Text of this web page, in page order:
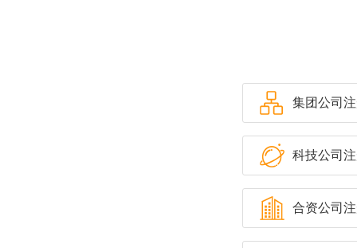
集团公司
科技公司
合资公司